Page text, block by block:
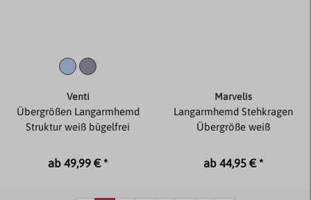
Venti
Übergrößen Langarmhemd
Struktur weiß bügelfrei
ab 49,99 € *
Marvelis
Langarmhemd Stehkragen
Übergröße weiß
ab 44,95 € *